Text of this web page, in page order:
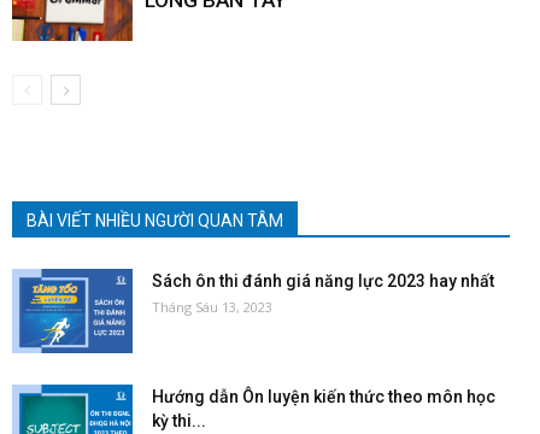
BÀI VIẾT NHIỀU NGƯỜI QUAN TÂM
Sách ôn thi đánh giá năng lực 2023 hay nhất
Tháng Sáu 13, 2023
Hướng dẫn Ôn luyện kiến thức theo môn học
kỳ thi...